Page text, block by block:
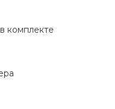
комплекте